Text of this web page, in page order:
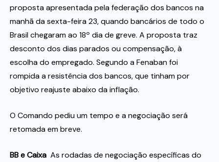
proposta apresentada pela federação dos bancos na
manhã da sexta-feira 23, quando bancários de todo o
Brasil chegaram ao 18º dia de greve. A proposta traz
desconto dos dias parados ou compensação, à
escolha do empregado. Segundo a Fenaban foi
rompida a resistência dos bancos, que tinham por
objetivo reajuste abaixo da inflação.
O Comando pediu um tempo e a negociação será
retomada em breve.
BB e Caixa  As rodadas de negociação específicas do